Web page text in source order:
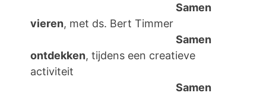
Samen
vieren, met ds. Bert Timmer
Samen
ontdekken, tijdens een creatieve
activiteit
Samen